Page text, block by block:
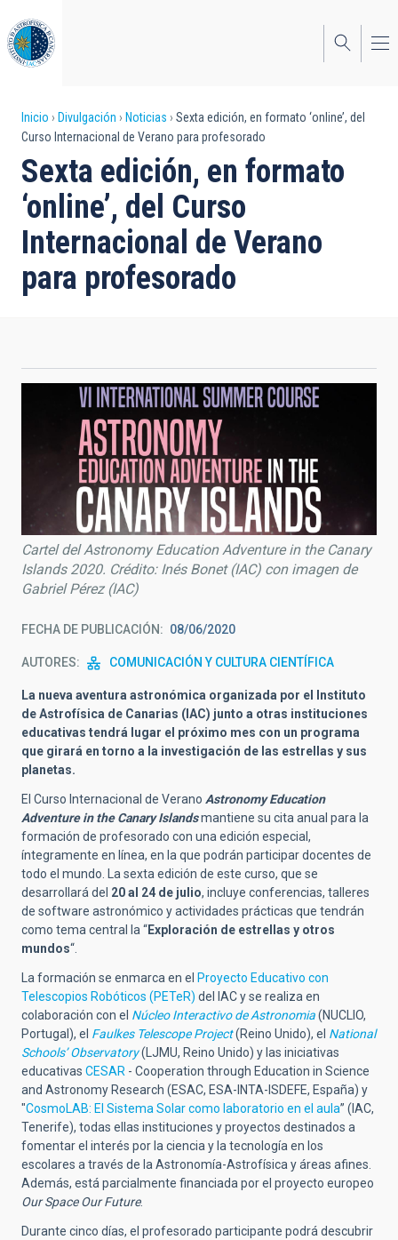
al
contenido
principal
Sobrescribir
enlaces
de
ayuda
a
la
Inicio Divulgación Noticias
Sexta edición, en formato ‘online’, del
Curso Internacional de Verano para profesorado
Sexta edición, en formato
‘online’, del Curso
Internacional de Verano
para profesorado
Cartel del Astronomy Education Adventure in the Canary
Islands 2020. Crédito: Inés Bonet (IAC) con imagen de
Gabriel Pérez (IAC)
FECHA DE PUBLICACIÓN 08/06/2020
AUTORES COMUNICACIÓN Y CULTURA CIENTÍFICA
La nueva aventura astronómica organizada por el Instituto
de Astrofísica de Canarias (IAC) junto a otras instituciones
educativas tendrá lugar el próximo mes con un programa
que girará en torno a la investigación de las estrellas y sus
planetas.
El Curso Internacional de Verano Astronomy Education
Adventure in the Canary Islandsmantiene su cita anual para la
formación de profesorado con una edición especial,
íntegramente en línea, en la que podrán participar docentes de
todo el mundo. La sexta edición de este curso, que se
desarrollará del 20 al 24 de julio, incluye conferencias, talleres
de software astronómico y actividades prácticas que tendrán
como tema central la “Exploración de estrellas y otros
mundos“.
La formación se enmarca en el Proyecto Educativo con
Telescopios Robóticos (PETeR) del IAC y se realiza en
colaboración con el Núcleo Interactivo de Astronomia(NUCLIO,
Portugal), el Faulkes Telescope Project(Reino Unido), el National
Schools’ Observatory(LJMU, Reino Unido) y las iniciativas
educativas CESAR - Cooperation through Education in Science
and Astronomy Research (ESAC, ESA-INTA-ISDEFE, España) y
"CosmoLAB: El Sistema Solar como laboratorio en el aula” (IAC,
Tenerife), todas ellas instituciones y proyectos destinados a
fomentar el interés por la ciencia y la tecnología en los
escolares a través de la Astronomía-Astrofísica y áreas afines.
Además, está parcialmente financiada por el proyecto europeo
Our Space Our Future.
Durante cinco días, el profesorado participante podrá descubrir